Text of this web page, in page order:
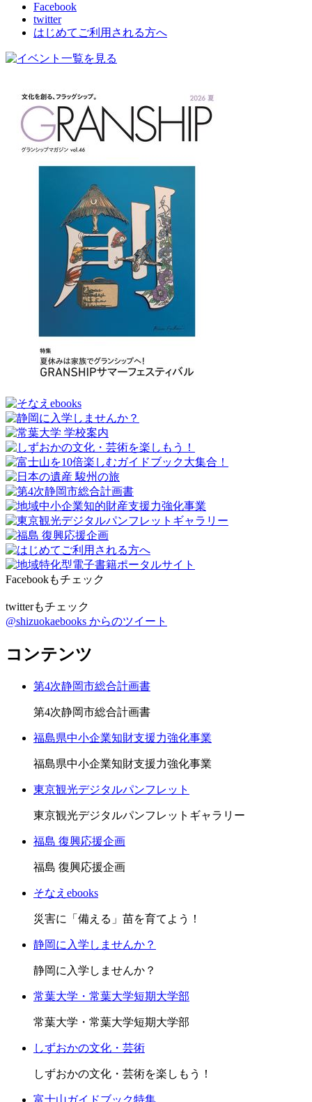
Facebook
twitter
はじめてご利用される方へ
Facebookもチェック
twitterもチェック
@shizuokaebooks からのツイート
コンテンツ
第4次静岡市総合計画書
第4次静岡市総合計画書
福島県中小企業知財支援力強化事業
福島県中小企業知財支援力強化事業
東京観光デジタルパンフレット
東京観光デジタルパンフレットギャラリー
福島 復興応援企画
福島 復興応援企画
そなえebooks
災害に「備える」苗を育てよう！
静岡に入学しませんか？
静岡に入学しませんか？
常葉大学・常葉大学短期大学部
常葉大学・常葉大学短期大学部
しずおかの文化・芸術
しずおかの文化・芸術を楽しもう！